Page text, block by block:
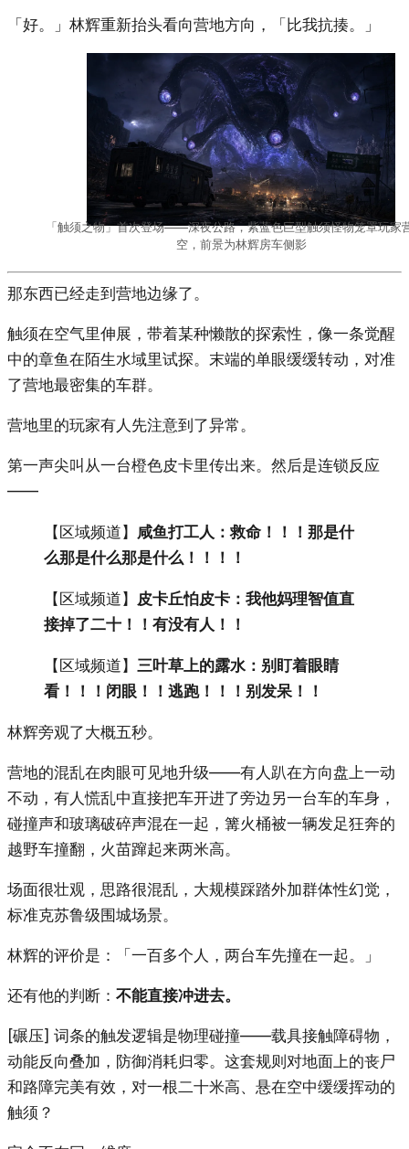
「好。」林辉重新抬头看向营地方向，「比我抗揍。」
「触须之物」首次登场——深夜公路，紫蓝色巨型触须怪物笼罩玩家
空，前景为林辉房车侧影
那东西已经走到营地边缘了。
触须在空气里伸展，带着某种懒散的探索性，像一条觉醒
中的章鱼在陌生水域里试探。末端的单眼缓缓转动，对准
了营地最密集的车群。
营地里的玩家有人先注意到了异常。
第一声尖叫从一台橙色皮卡里传出来。然后是连锁反应
——
【区域频道】 咸鱼打工人：救命！！！那是什
么那是什么那是什么！！！！
【区域频道】 皮卡丘怕皮卡：我他妈理智值直
接掉了二十！！有没有人！！
【区域频道】 三叶草上的露水：别盯着眼睛
看！！！闭眼！！逃跑！！！别发呆！！
林辉旁观了大概五秒。
营地的混乱在肉眼可见地升级——有人趴在方向盘上一动
不动，有人慌乱中直接把车开进了旁边另一台车的车身，
碰撞声和玻璃破碎声混在一起，篝火桶被一辆发足狂奔的
越野车撞翻，火苗蹿起来两米高。
场面很壮观，思路很混乱，大规模踩踏外加群体性幻觉，
标准克苏鲁级围城场景。
林辉的评价是：「一百多个人，两台车先撞在一起。」
还有他的判断： 不能直接冲进去。
[碾压] 词条的触发逻辑是物理碰撞——载具接触障碍物，
动能反向叠加，防御消耗归零。这套规则对地面上的丧尸
和路障完美有效，对一根二十米高、悬在空中缓缓挥动的
触须？